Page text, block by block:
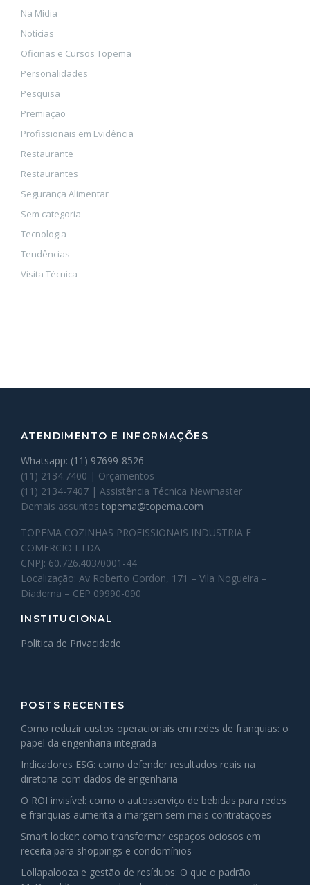
Na Mídia
Notícias
Oficinas e Cursos Topema
Personalidades
Pesquisa
Premiação
Profissionais em Evidência
Restaurante
Restaurantes
Segurança Alimentar
Sem categoria
Tecnologia
Tendências
Visita Técnica
ATENDIMENTO E INFORMAÇÕES
Whatsapp: (11) 97699-8526
(11) 2134.7400 | Orçamentos
(11) 2134-7407 | Assistência Técnica Newmaster
Demais assuntos topema@topema.com
TOPEMA COZINHAS PROFISSIONAIS INDUSTRIA E
COMERCIO LTDA
CNPJ: 60.726.403/0001-44
Localização: Av Roberto Gordon, 171 – Vila Nogueira –
Diadema – CEP 09990-090
INSTITUCIONAL
Política de Privacidade
POSTS RECENTES
Como reduzir custos operacionais em redes de franquias: o
papel da engenharia integrada
Indicadores ESG: como defender resultados reais na
diretoria com dados de engenharia
O ROI invisível: como o autosserviço de bebidas para redes
e franquias aumenta a margem sem mais contratações
Smart locker: como transformar espaços ociosos em
receita para shoppings e condomínios
Lollapalooza e gestão de resíduos: O que o padrão